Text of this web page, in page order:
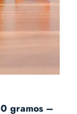
gramos –